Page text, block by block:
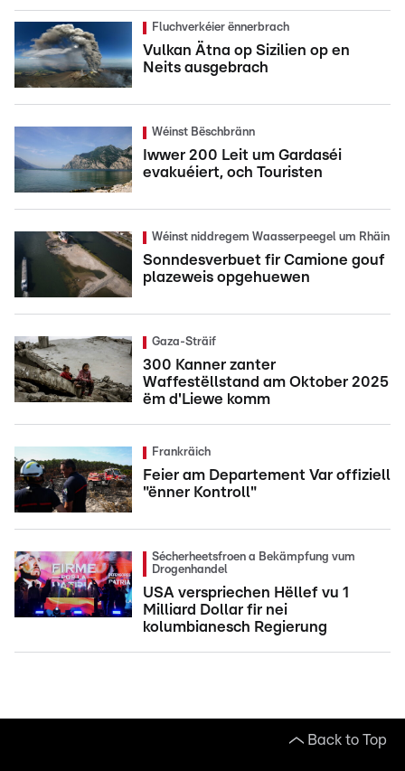
Fluchverkéier ënnerbrach
Vulkan Ätna op Sizilien op en
Neits ausgebrach
Wéinst Bëschbränn
Iwwer 200 Leit um Gardaséi
evakuéiert, och Touristen
Wéinst niddregem Waasserpeegel um Rhäin
Sonndesverbuet fir Camione gouf
plazeweis opgehuewen
Gaza-Sträif
300 Kanner zanter
Waffestëllstand am Oktober 2025
ëm d'Liewe komm
Frankräich
Feier am Departement Var offiziell
"ënner Kontroll"
Sécherheetsfroen a Bekämpfung vum
Drogenhandel
USA verspriechen Hëllef vu 1
Milliard Dollar fir nei
kolumbianesch Regierung
Back to Top